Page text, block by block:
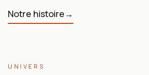
Notre histoire→
UNIVERS
UNIVERS